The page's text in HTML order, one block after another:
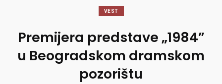
VEST
Premijera predstave „1984”
u Beogradskom dramskom
pozorištu